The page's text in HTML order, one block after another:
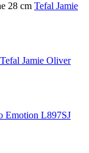
Tefal Jamie
Tefal Jamie Oliver
Emotion L897SJ